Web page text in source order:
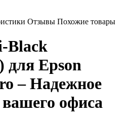
Отзывы Похожие товары
Black
для Epson
– Надежное
офиса